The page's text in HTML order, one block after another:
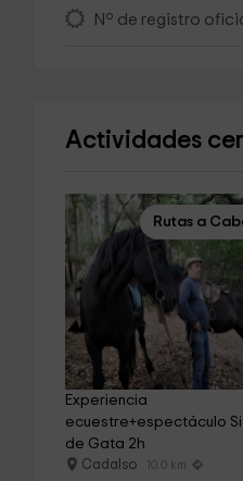
Nº de registro
Actividades
Rutas a
Experiencia
ecuestre+espectáculo
de Gata 2h
Cadalso 10.0 km